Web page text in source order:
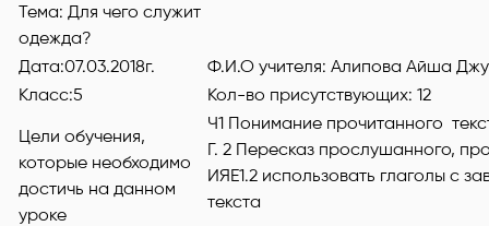
Тема: Для чего служит
одежда?
Дата:07.03.2018г.
Ф.И.О учителя: Алипова Айша
Класс:5
Кол-во присутствующих: 12
Цели обучения,
которые необходимо
достичь на данном
уроке
Ч1 Понимание прочитанного
Г. 2 Пересказ прослушанного,
ИЯЕ1.2 использовать глаголы с
текста